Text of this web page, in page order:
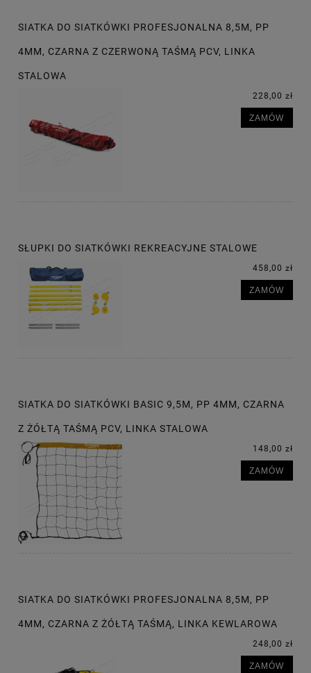
SIATKA DO SIATKÓWKI PROFESJONALNA 8,5M, PP
4MM, CZARNA Z CZERWONĄ TAŚMĄ PCV, LINKA
STALOWA
228,00 zł
ZAMÓW
SŁUPKI DO SIATKÓWKI REKREACYJNE STALOWE
458,00 zł
ZAMÓW
SIATKA DO SIATKÓWKI BASIC 9,5M, PP 4MM, CZARNA
Z ŻÓŁTĄ TAŚMĄ PCV, LINKA STALOWA
148,00 zł
ZAMÓW
SIATKA DO SIATKÓWKI PROFESJONALNA 8,5M, PP
4MM, CZARNA Z ŻÓŁTĄ TAŚMĄ, LINKA KEWLAROWA
248,00 zł
ZAMÓW